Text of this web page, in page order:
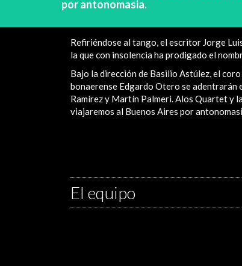
por antonomasia.
Refiriéndose al tango, el escritor Jorge
la que con insolencia ha prodigado el
Bajo la dirección de Basilio Astúlez, el
bonaerense Edgardo Otero se adentrarán
Ramírez y Martín Palmeri. Alos Quartet y
viajaremos al Buenos Aires por
El equipo